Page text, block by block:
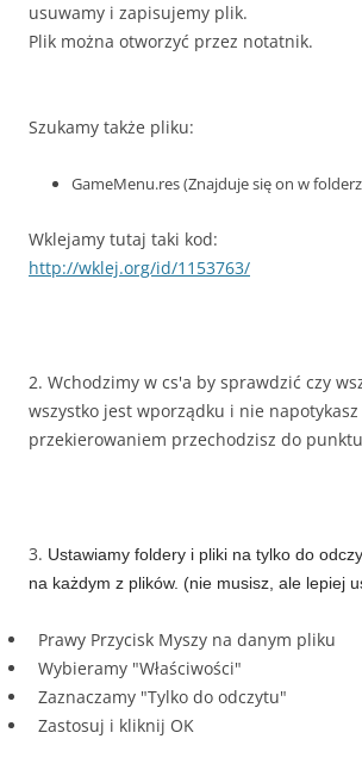
usuwamy i zapisujemy plik.
Plik można otworzyć przez notatnik.
Szukamy także pliku:
GameMenu.res (Znajduje się on w
Wklejamy tutaj taki kod:
http://wklej.org/id/1153763/
2. Wchodzimy w cs'a by sprawdzić czy
wszystko jest wporządku i nie
przekierowaniem przechodzisz do
3. Ustawiamy foldery i pliki na tylko do
na każdym z plików. (nie musisz, ale lepiej
Prawy Przycisk Myszy na danym pliku
Wybieramy "Właściwości"
Zaznaczamy "Tylko do odczytu"
Zastosuj i kliknij OK